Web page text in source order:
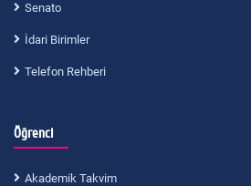
Senato
İdari Birimler
Telefon Rehberi
Öğrenci
Akademik Takvim